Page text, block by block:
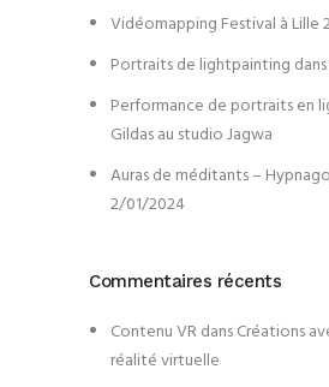
Vidéomapping Festival à Lille
Portraits de lightpainting
Performance de portraits en
Gildas au studio Jagwa
Auras de méditants –
2/01/2024
Commentaires récents
Contenu VRdansCréations
réalité virtuelle